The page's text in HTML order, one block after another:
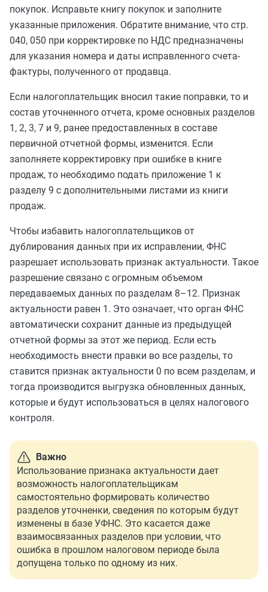
покупок. Исправьте книгу покупок и заполните
указанные приложения. Обратите внимание, что стр.
040, 050 при корректировке по НДС предназначены
для указания номера и даты исправленного счета-
фактуры, полученного от продавца.
Если налогоплательщик вносил такие поправки, то и
состав уточненного отчета, кроме основных разделов
1, 2, 3, 7 и 9, ранее предоставленных в составе
первичной отчетной формы, изменится. Если
заполняете корректировку при ошибке в книге
продаж, то необходимо подать приложение 1 к
разделу 9 с дополнительными листами из книги
продаж.
Чтобы избавить налогоплательщиков от
дублирования данных при их исправлении, ФНС
разрешает использовать признак актуальности. Такое
разрешение связано с огромным объемом
передаваемых данных по разделам 8–12. Признак
актуальности равен 1. Это означает, что орган ФНС
автоматически сохранит данные из предыдущей
отчетной формы за этот же период. Если есть
необходимость внести правки во все разделы, то
ставится признак актуальности 0 по всем разделам, и
тогда производится выгрузка обновленных данных,
которые и будут использоваться в целях налогового
контроля.
Важно
Использование признака актуальности дает
возможность налогоплательщикам
самостоятельно формировать количество
разделов уточненки, сведения по которым будут
изменены в базе УФНС. Это касается даже
взаимосвязанных разделов при условии, что
ошибка в прошлом налоговом периоде была
допущена только по одному из них.